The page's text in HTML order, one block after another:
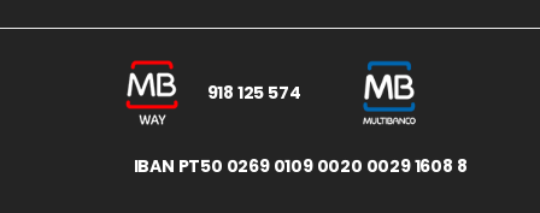
918 125 574
IBAN PT50 0269 0109 0020 0029 1608 8